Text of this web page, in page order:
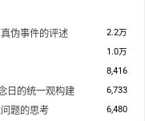
伪事件的评述
2.2万
1.0万
8,416
日的统一观构建
6,733
题的思考 6,480